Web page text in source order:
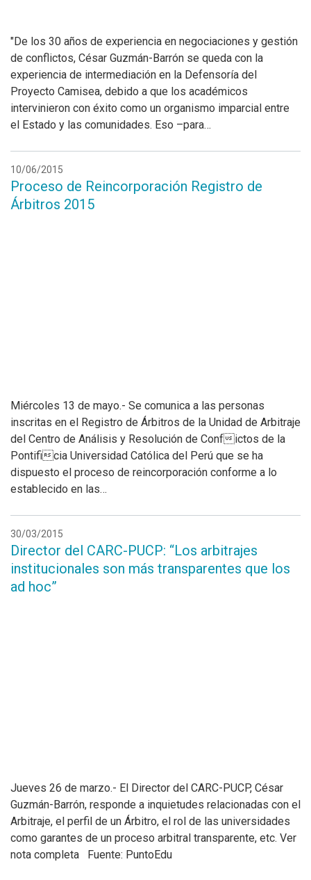
"De los 30 años de experiencia en negociaciones y gestión
de conflictos, César Guzmán-Barrón se queda con la
experiencia de intermediación en la Defensoría del
Proyecto Camisea, debido a que los académicos
intervinieron con éxito como un organismo imparcial entre
el Estado y las comunidades. Eso –para…
10/06/2015
Proceso de Reincorporación Registro de
Árbitros 2015
Miércoles 13 de mayo.- Se comunica a las personas
inscritas en el Registro de Árbitros de la Unidad de Arbitraje
del Centro de Análisis y Resolución de Confictos de la
Pontificia Universidad Católica del Perú que se ha
dispuesto el proceso de reincorporación conforme a lo
establecido en las…
30/03/2015
Director del CARC-PUCP: “Los arbitrajes
institucionales son más transparentes que los
ad hoc”
Jueves 26 de marzo.- El Director del CARC-PUCP, César
Guzmán-Barrón, responde a inquietudes relacionadas con el
Arbitraje, el perfil de un Árbitro, el rol de las universidades
como garantes de un proceso arbitral transparente, etc. Ver
nota completa Fuente: PuntoEdu